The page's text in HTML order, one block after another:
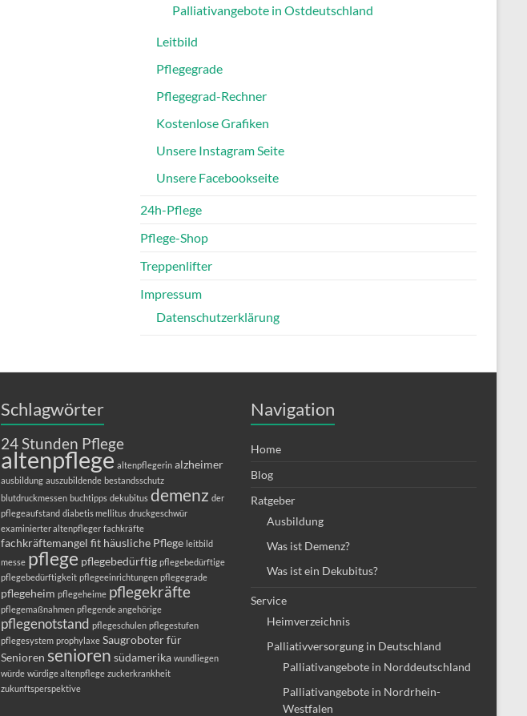
Palliativangebote in Ostdeutschland
Leitbild
Pflegegrade
Pflegegrad-Rechner
Kostenlose Grafiken
Unsere Instagram Seite
Unsere Facebookseite
24h-Pflege
Pflege-Shop
Treppenlifter
Impressum
Datenschutzerklärung
Schlagwörter
24 Stunden Pflege
altenpflege altenpflegerin alzheimer
ausbildung auszubildende bestandsschutz
blutdruckmessen buchtipps dekubitus demenz der
pflegeaufstand diabetis mellitus druckgeschwür
examinierter altenpfleger fachkräfte
fachkräftemangel fit häusliche Pflege leitbild
messe pflege pflegebedürftig pflegebedürftige
pflegebedürftigkeit pflegeeinrichtungen pflegegrade
pflegeheim pflegeheime pflegekräfte
pflegemaßnahmen pflegende angehörige
pflegenotstand pflegeschulen pflegestufen
pflegesystem prophylaxe Saugroboter für
Senioren senioren südamerika wundliegen
würde würdige altenpflege zuckerkrankheit
zukunftsperspektive
Navigation
Home
Blog
Ratgeber
Ausbildung
Was ist Demenz?
Was ist ein Dekubitus?
Service
Heimverzeichnis
Palliativversorgung in Deutschland
Palliativangebote in Norddeutschland
Palliativangebote in Nordrhein-
Westfalen